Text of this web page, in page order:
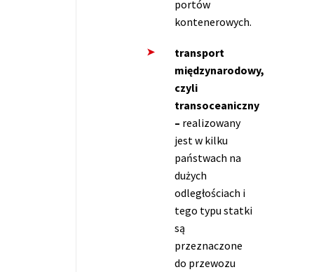
portów
kontenerowych.
transport
międzynarodowy,
czyli
transoceaniczny
– realizowany
jest w kilku
państwach na
dużych
odległościach i
tego typu statki
są
przeznaczone
do przewozu